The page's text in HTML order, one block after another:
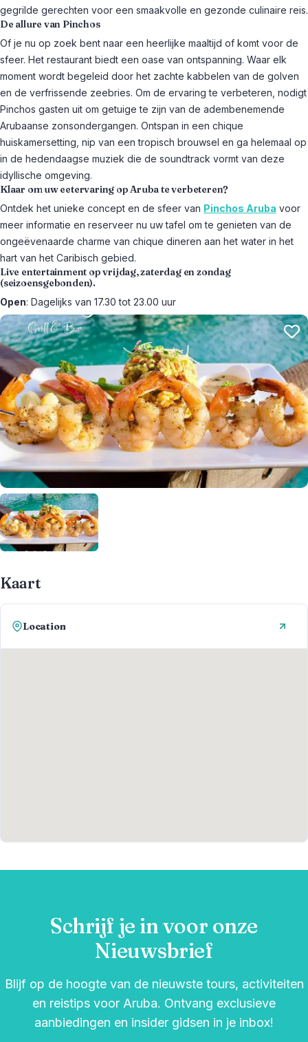
gegrilde gerechten voor een smaakvolle en gezonde culinaire reis.
De allure van Pinchos
Of je nu op zoek bent naar een heerlijke maaltijd of komt voor de
sfeer. Het restaurant biedt een oase van ontspanning. Waar elk
moment wordt begeleid door het zachte kabbelen van de golven
en de verfrissende zeebries. Om de ervaring te verbeteren, nodigt
Pinchos gasten uit om getuige te zijn van de adembenemende
Arubaanse zonsondergangen. Ontspan in een chique
huiskamersetting, nip van een tropisch brouwsel en ga helemaal op
in de hedendaagse muziek die de soundtrack vormt van deze
idyllische omgeving.
Klaar om uw eetervaring op Aruba te verbeteren?
Ontdek het unieke concept en de sfeer van Pinchos Aruba voor
meer informatie en reserveer nu uw tafel om te genieten van de
ongeëvenaarde charme van chique dineren aan het water in het
hart van het Caribisch gebied.
Live entertainment op vrijdag, zaterdag en zondag
(seizoensgebonden).
Open: Dagelijks van 17.30 tot 23.00 uur
Kaart
Location
Schrijf je in voor onze
Nieuwsbrief
Blijf op de hoogte van de nieuwste tours, activiteiten
en reistips voor Aruba. Ontvang exclusieve
aanbiedingen en insider gidsen in je inbox!